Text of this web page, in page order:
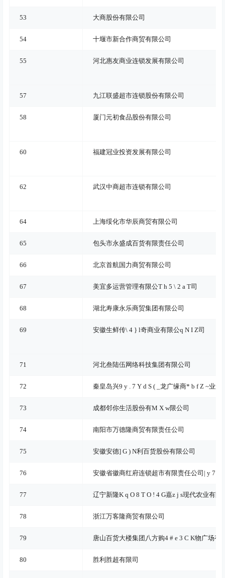
53 大商股份有限公司
54 十堰市新合作商贸有限公司
55 河北惠友商业连锁发展有限公司
57 九江联盛超市连锁股份有限公司
58 厦门元初食品股份有限公司
60 福建冠业投资发展有限公司
62 武汉中商超市连锁有限公司
64 上海绥化市华辰商贸有限公司
65 包头市永盛成百货有限责任公司
66 北京首航国力商贸有限公司
67 美宜多运营管理有限公T h 5 \ 2 a T司
68 湖北寿康永乐商贸集团有限公司
69 安徽生鲜传\ 4 } l奇商业有限公q N I Z司
71 河北叁陆伍网络科技集团有限公司
72 秦皇岛兴9 y . 7 Y d S ( _ 龙广缘商* b f Z ~业连
73 成都邻你生活股份有M X w限公司
74 南阳市万德隆商贸有限责任公司
75 安徽安德] G ) N利百货股份有限公司
76 安徽省徽商红府连锁超市有限责任公司 | y 7 $
77 辽宁新隆K q O 8 T O ! 4 G嘉z j s现代农业有限
78 浙江万客隆商贸有限公司
79 唐山百货大楼集团八方购4 # e 3 C K物广场有
80 胜利胜超有限司